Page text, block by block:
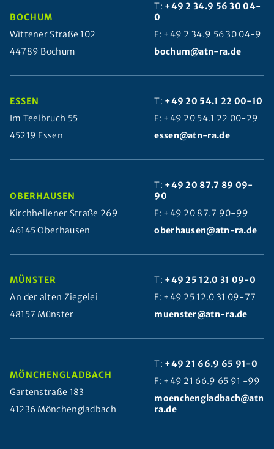
BOCHUM
Wittener Straße 102
44789 Bochum
T: +49 2 34.9 56 30 04-
0
F: +49 2 34.9 56 30 04-9
bochum@atn-ra.de
ESSEN
Im Teelbruch 55
45219 Essen
T: +49 20 54.1 22 00-10
F: +49 20 54.1 22 00-29
essen@atn-ra.de
OBERHAUSEN
Kirchhellener Straße 269
46145 Oberhausen
T: +49 20 87.7 89 09-
90
F: +49 20 87.7 90-99
oberhausen@atn-ra.de
MÜNSTER
An der alten Ziegelei
48157 Münster
T: +49 25 12.0 31 09-0
F: +49 25 12.0 31 09-77
muenster@atn-ra.de
MÖNCHENGLADBACH
Gartenstraße 183
41236 Mönchengladbach
T: +49 21 66.9 65 91-0
F: +49 21 66.9 65 91 -99
moenchengladbach@atn-
ra.de